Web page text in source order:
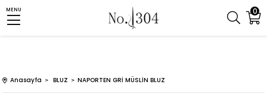
0
MENU
Anasayfa BLUZ NAPORTEN GRİ MÜSLİN BLUZ